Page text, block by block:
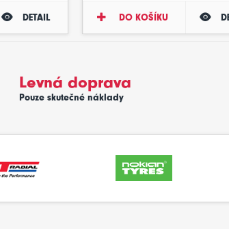
DETAIL DO KOŠÍKU
Levná doprava
Pouze skutečné náklady